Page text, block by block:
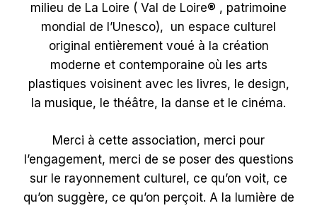
milieu de La Loire ( Val de Loire® , patrimoine
mondial de l’Unesco), un espace culturel
original entièrement voué à la création
moderne et contemporaine où les arts
plastiques voisinent avec les livres, le design,
la musique, le théâtre, la danse et le cinéma.
Merci à cette association, merci pour
l’engagement, merci de se poser des questions
sur le rayonnement culturel, ce qu’on voit, ce
qu’on suggère, ce qu’on perçoit. A la lumière de